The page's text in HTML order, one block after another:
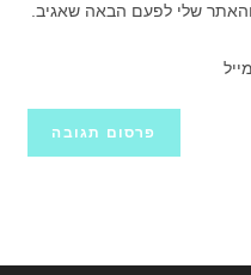
שלי לפעם הבאה שאגיב.